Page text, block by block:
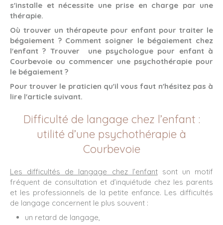
s'installe et nécessite une prise en charge par une
thérapie.
Où trouver un thérapeute pour enfant pour traiter le
bégaiement ? Comment soigner le bégaiement chez
l'enfant ? Trouver une psychologue pour enfant à
Courbevoie ou commencer une psychothérapie pour
le bégaiement ?
Pour trouver le praticien qu'il vous faut n'hésitez pas à
lire l'article suivant.
Difficulté de langage chez l’enfant :
utilité d’une psychothérapie à
Courbevoie
Les difficultés de langage chez l’enfantsont un motif
fréquent de consultation et d’inquiétude chez les parents
et les professionnels de la petite enfance. Les difficultés
de langage concernent le plus souvent :
un retard de langage,